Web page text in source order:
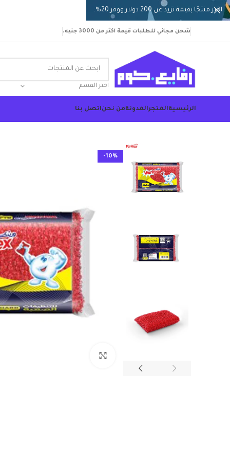
شحن مجاني للطلبات قيمة اكثر من 3000 جنيه.
اختر القسم
الرئيسيةالمتجرالمدونةمن نحناتصل بنا
-10%
اختر منتجًا بقيمة تزيد عن 200 دولار ووفر 20%.